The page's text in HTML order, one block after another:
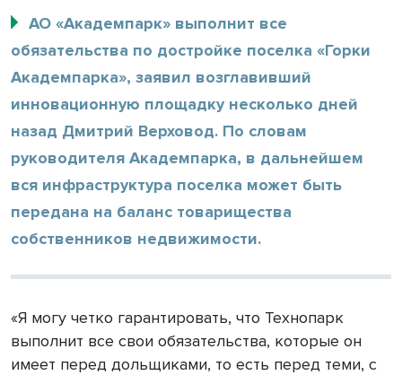
АО «Академпарк» выполнит все
обязательства по достройке поселка «Горки
Академпарка», заявил возглавивший
инновационную площадку несколько дней
назад Дмитрий Верховод. По словам
руководителя Академпарка, в дальнейшем
вся инфраструктура поселка может быть
передана на баланс товарищества
собственников недвижимости.
«Я могу четко гарантировать, что Технопарк
выполнит все свои обязательства, которые он
имеет перед дольщиками, то есть перед теми, с